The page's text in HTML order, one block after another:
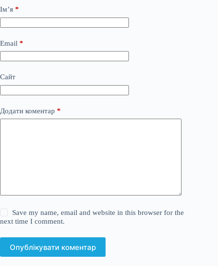
Ім’я *
Email *
Сайт
Додати коментар *
Save my name, email and website in this browser for the
next time I comment.
Опублікувати коментар